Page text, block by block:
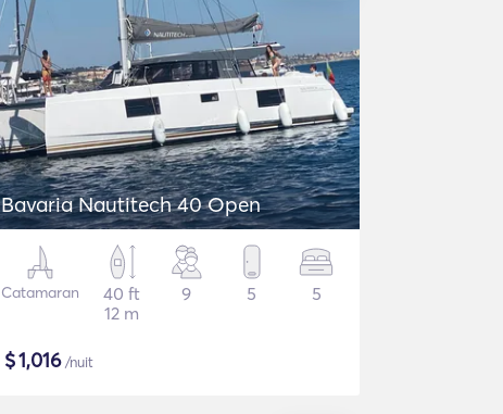
Bavaria Nautitech 40 Open
Catamaran
40 ft
12 m
9 5 5
$1,016/nuit